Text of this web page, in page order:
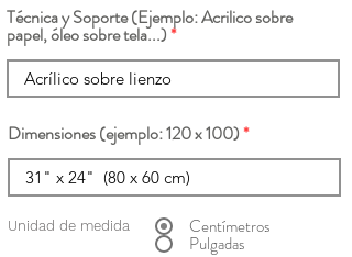
Técnica y Soporte (Ejemplo: Acrilico sobre
papel, óleo sobre tela...)
Dimensiones (ejemplo: 120 x 100)
Unidad de medida Centímetros
Pulgadas